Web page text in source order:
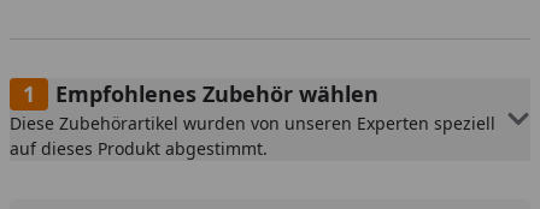
Empfohlenes Zubehör wählen
Diese Zubehörartikel wurden von unseren Experten speziell
auf dieses Produkt abgestimmt.